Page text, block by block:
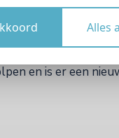
Alles
(sport)
en is er een